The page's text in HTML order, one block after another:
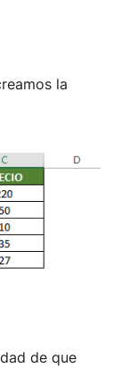
la
de que